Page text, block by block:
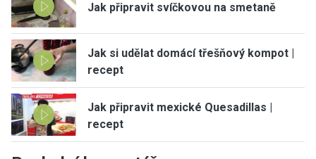
Jak připravit svíčkovou na smetaně
Jak si udělat domácí třešňový kompot |
recept
Jak připravit mexické Quesadillas |
recept